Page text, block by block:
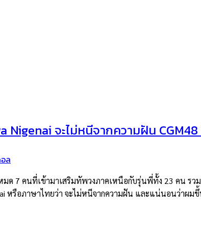
จะไม่หนีจากความฝัน CGM48
ล
มด 7 คนที่เข้ามาเสริมทัพวงภาคเหนือกับรุ่นพี่ทั้ง 23 คน
หรือภาษาไทยว่า จะไม่หนีจากความฝัน และแน่นอนว่าผม